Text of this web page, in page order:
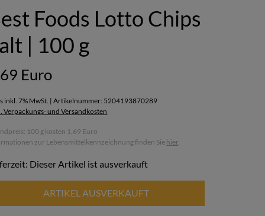
Foods Lotto Chips
| 100 g
Euro
inkl. 7% MwSt. | Artikelnummer: 5204193870289
Verpackungs- und Versandkosten
100 g kosten 1,69 Euro
zur Lebensmittelkennzeichnung finden Sie hier.
Dieser Artikel ist ausverkauft
ARTIKEL AUSVERKAUFT